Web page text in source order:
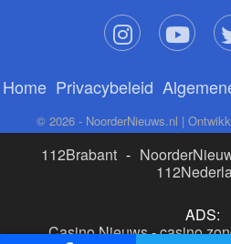
Home Privacybeleid
© 2026 - NoorderNieuws.nl |
112Brabant -
ADS:
Casino Nieuws-casino